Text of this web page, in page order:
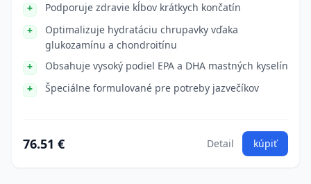
Podporuje zdravie kĺbov krátkych končatín
Optimalizuje hydratáciu chrupavky vďaka
glukozamínu a chondroitínu
Obsahuje vysoký podiel EPA a DHA mastných kyselín
Špeciálne formulované pre potreby jazvečíkov
76.51 € Detail kúpiť